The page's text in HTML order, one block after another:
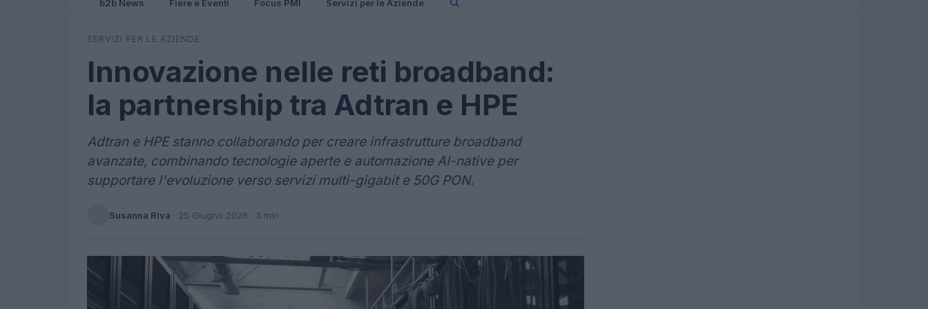
b2b News Fiere e Eventi Focus PMI Servizi per le Aziende
SERVIZI PER LE AZIENDE
Innovazione nelle reti broadband:
la partnership tra Adtran e HPE
Adtran e HPE stanno collaborando per creare infrastrutture broadband
avanzate, combinando tecnologie aperte e automazione AI-native per
supportare l'evoluzione verso servizi multi-gigabit e 50G PON.
Susanna Riva · 25 Giugno 2026 · 3 min